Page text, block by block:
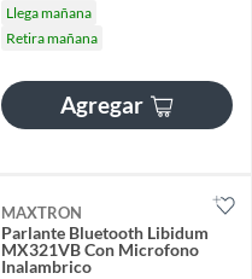
Llega mañana
Retira mañana
Agregar
MAXTRON
Parlante Bluetooth Libidum
MX321VB Con Microfono
Inalambrico